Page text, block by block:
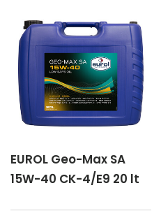
EUROL Geo-Max SA
15W-40 CK-4/E9 20 lt